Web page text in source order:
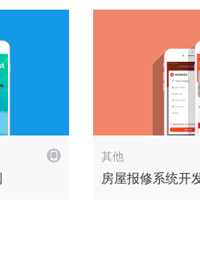
解决方案 其他
房屋报修系统开